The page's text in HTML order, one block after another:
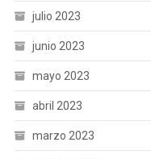
julio 2023
junio 2023
mayo 2023
abril 2023
marzo 2023